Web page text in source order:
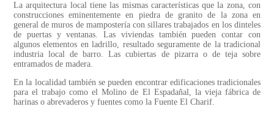
La arquitectura local tiene las mismas características que la zona, con
construcciones eminentemente en piedra de granito de la zona en
general de muros de mampostería con sillares trabajados en los dinteles
de puertas y ventanas. Las viviendas también pueden contar con
algunos elementos en ladrillo, resultado seguramente de la tradicional
industria local de barro. Las cubiertas de pizarra o de teja sobre
entramados de madera.
En la localidad también se pueden encontrar edificaciones tradicionales
para el trabajo como el Molino de El Espadañal, la vieja fábrica de
harinas o abrevaderos y fuentes como la Fuente El Charif.